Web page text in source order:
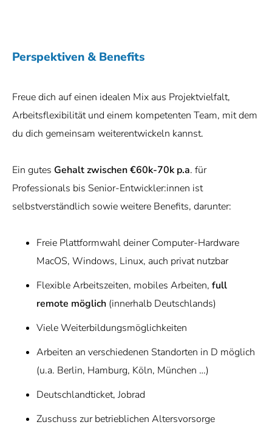
Perspektiven & Benefits
Freue dich auf einen idealen Mix aus Projektvielfalt,
Arbeitsflexibilität und einem kompetenten Team, mit dem
du dich gemeinsam weiterentwickeln kannst.
Ein gutes Gehalt zwischen €60k-70k p.a. für
Professionals bis Senior-Entwickler:innen ist
selbstverständlich sowie weitere Benefits, darunter:
Freie Plattformwahl deiner Computer-Hardware
MacOS, Windows, Linux, auch privat nutzbar
Flexible Arbeitszeiten, mobiles Arbeiten, full
remote möglich (innerhalb Deutschlands)
Viele Weiterbildungsmöglichkeiten
Arbeiten an verschiedenen Standorten in D möglich
(u.a. Berlin, Hamburg, Köln, München …)
Deutschlandticket, Jobrad
Zuschuss zur betrieblichen Altersvorsorge